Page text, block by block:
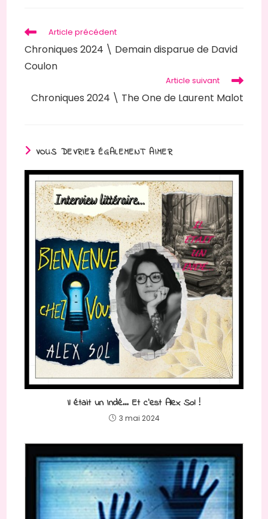
Article précédent
Chroniques 2024 \ Demain disparue de David
Coulon
Article suivant
Chroniques 2024 \ The One de Laurent Malot
VOUS DEVRIEZ ÉGALEMENT AIMER
Il était un Indé… Et c’est Alex Sol !
3 mai 2024